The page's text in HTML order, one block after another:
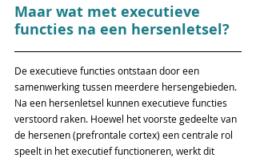
Maar wat met executieve
functies na een hersenletsel?
De executieve functies ontstaan door een
samenwerking tussen meerdere hersengebieden.
Na een hersenletsel kunnen executieve functies
verstoord raken. Hoewel het voorste gedeelte van
de hersenen (prefrontale cortex) een centrale rol
speelt in het executief functioneren, werkt dit